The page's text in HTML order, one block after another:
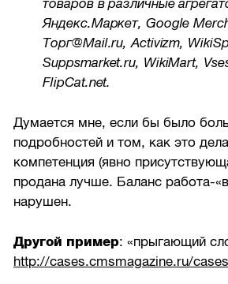
товаров в различные
Яндекс.Маркет, Google
Торг@Mail.ru, Activizm,
Suppsmarket.ru, WikiMart,
FlipCat.net.
Думается мне, если бы было
подробностей и том, как это
компетенция (явно
продана лучше. Баланс работа-
нарушен.
Другой пример: «прыгающий
http://cases.cmsmagazine.ru/